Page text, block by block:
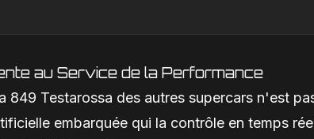
au Service de la Performance
849 Testarossa des autres supercars n'est
embarquée qui la contrôle en temps